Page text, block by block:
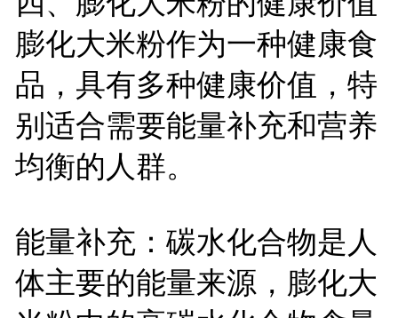
膨化大米粉作为一种健康食
品，具有多种健康价值，特
别适合需要能量补充和营养
均衡的人群。
能量补充：碳水化合物是人
体主要的能量来源，膨化大